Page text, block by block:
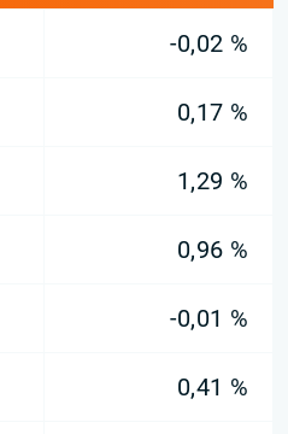
-0,02 %
0,17 %
1,29 %
0,96 %
-0,01 %
0,41 %